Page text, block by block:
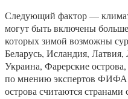
Следующий фактор —
могут быть включены
которых зимой возможны
Беларусь, Исландия,
Украина, Фарерские
по мнению экспертов
острова считаются